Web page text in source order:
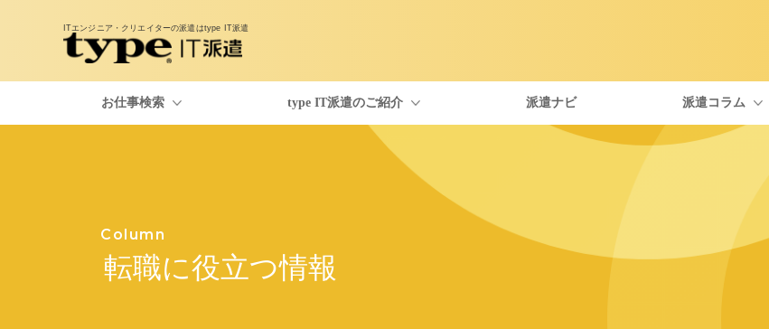
ITエンジニア・クリエイターの派遣はtype IT派遣
お仕事検索
自分にぴったりな職種を探す
一覧から探す
求人特集
type IT派遣のご紹介
type IT派遣が選ばれる理由
面談について
お仕事開始までの流れ
社員紹介
福利厚生について
派遣の働き方
派遣ナビ 派遣コラム
エンジニアに役立つトピックス
IT・Webの資格
派遣を考えている人向けのコ
Column
転職に役立つ情報